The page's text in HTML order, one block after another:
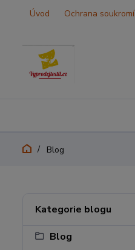
Úvod Ochrana soukromí
Blog
Kategorie blogu
Blog